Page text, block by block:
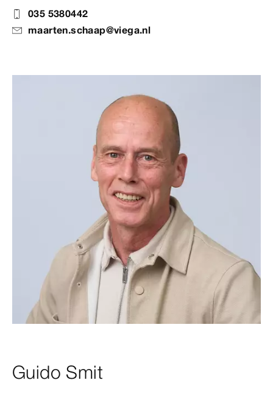
035 5380442
maarten.schaap@viega.nl
Guido Smit